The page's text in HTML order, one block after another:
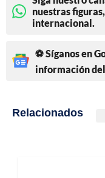
nuestras
internacional.
⚽ Síganos en
información
Relacionados